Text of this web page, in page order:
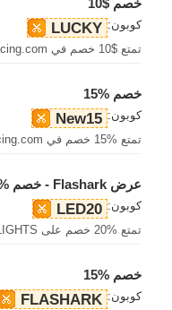
خصم $10
كوبون: LUCKY
تمتع $10 خصم في Flasharkracing.com.
خصم %15
كوبون: New15
تمتع %15 خصم في Flasharkracing.com.
عرض Flashark - خصم %20
كوبون: LED20
تمتع %20 خصم على VEHICLES LIGHTS في Flasharkracing.com.
خصم %15
كوبون: FLASHARK